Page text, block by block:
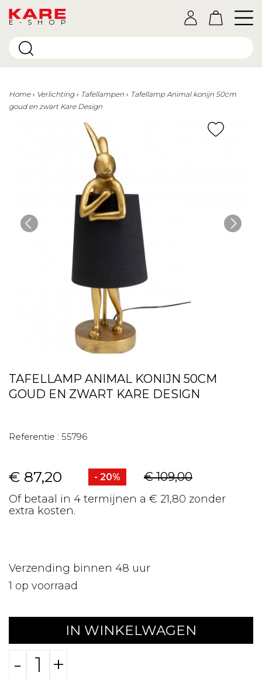
E-SHOP
Home Verlichting Tafellampen
Tafellamp Animal konijn 50cm
goud en zwart Kare Design
TAFELLAMP ANIMAL KONIJN 50CM
GOUD EN ZWART KARE DESIGN
Referentie : 55796
€ 87,20 - 20% € 109,00
Of betaal in 4 termijnen a € 21,80 zonder
extra kosten.
Verzending binnen 48 uur
1 op voorraad
IN WINKELWAGEN
- +